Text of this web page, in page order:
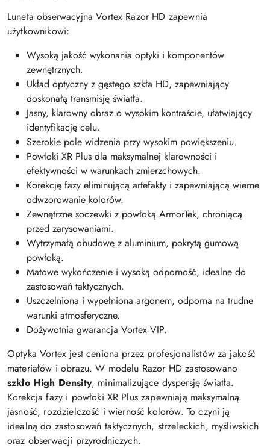
Luneta obserwacyjna Vortex Razor HD zapewnia
użytkownikowi:
Wysoką jakość wykonania optyki i komponentów
zewnętrznych.
Układ optyczny z gęstego szkła HD, zapewniający
doskonałą transmisję światła.
Jasny, klarowny obraz o wysokim kontraście, ułatwiający
identyfikację celu.
Szerokie pole widzenia przy wysokim powiększeniu.
Powłoki XR Plus dla maksymalnej klarowności i
efektywności w warunkach zmierzchowych.
Korekcję fazy eliminującą artefakty i zapewniającą wierne
odwzorowanie kolorów.
Zewnętrzne soczewki z powłoką ArmorTek, chroniącą
przed zarysowaniami.
Wytrzymałą obudowę z aluminium, pokrytą gumową
powłoką.
Matowe wykończenie i wysoką odporność, idealne do
zastosowań taktycznych.
Uszczelniona i wypełniona argonem, odporna na trudne
warunki atmosferyczne.
Dożywotnia gwarancja Vortex VIP.
Optyka Vortex jest ceniona przez profesjonalistów za jakość
materiałów i obrazu. W modelu Razor HD zastosowano
szkło High Density, minimalizujące dyspersję światła.
Korekcja fazy i powłoki XR Plus zapewniają maksymalną
jasność, rozdzielczość i wierność kolorów. To czyni ją
idealną do zastosowań taktycznych, strzeleckich, myśliwskich
oraz obserwacji przyrodniczych.